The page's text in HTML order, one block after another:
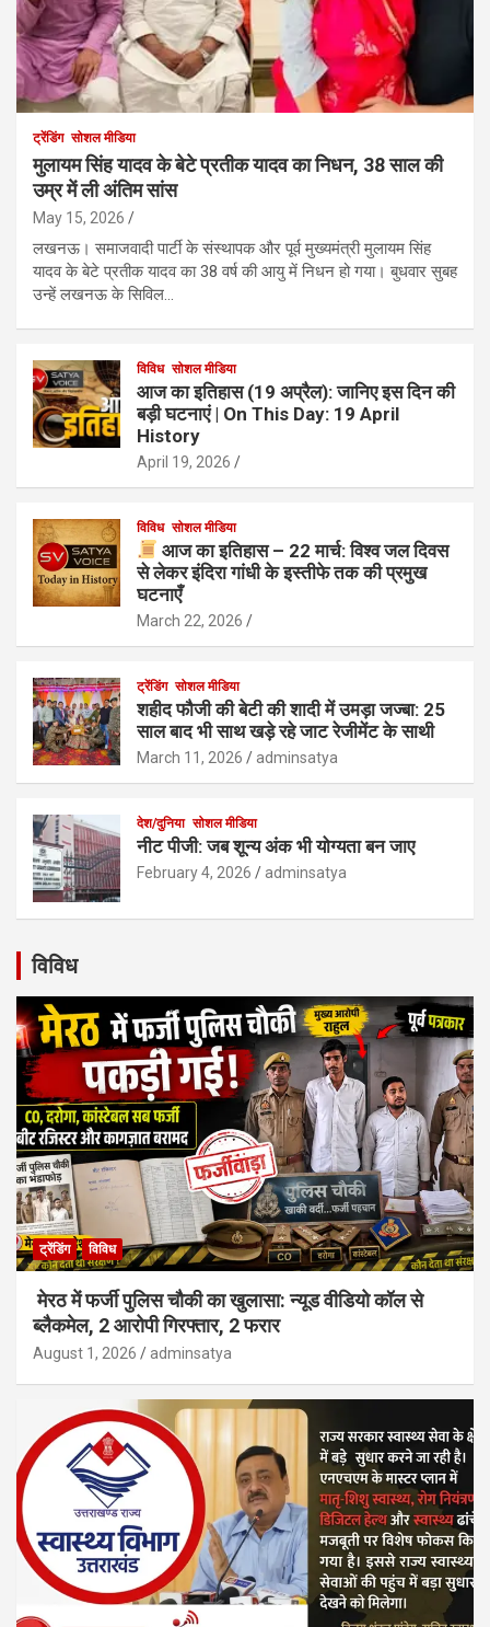
ट्रेंडिंग सोशल मीडिया
मुलायम सिंह यादव के बेटे प्रतीक यादव का निधन, 38 साल की
उम्र में ली अंतिम सांस
May 15, 2026
लखनऊ। समाजवादी पार्टी के संस्थापक और पूर्व मुख्यमंत्री मुलायम सिंह
यादव के बेटे प्रतीक यादव का 38 वर्ष की आयु में निधन हो गया। बुधवार सुबह
उन्हें लखनऊ के सिविल…
विविध सोशल मीडिया
आज का इतिहास (19 अप्रैल): जानिए इस दिन की
बड़ी घटनाएं | On This Day: 19 April
History
April 19, 2026
विविध सोशल मीडिया
आज का इतिहास – 22 मार्च: विश्व जल दिवस
से लेकर इंदिरा गांधी के इस्तीफे तक की प्रमुख
घटनाएँ
March 22, 2026
ट्रेंडिंग सोशल मीडिया
शहीद फौजी की बेटी की शादी में उमड़ा जज्बा: 25
साल बाद भी साथ खड़े रहे जाट रेजीमेंट के साथी
March 11, 2026 adminsatya
देश/दुनिया सोशल मीडिया
नीट पीजी: जब शून्य अंक भी योग्यता बन जाए
February 4, 2026 adminsatya
विविध
ट्रेंडिंग विविध
मेरठ में फर्जी पुलिस चौकी का खुलासा: न्यूड वीडियो कॉल से
ब्लैकमेल, 2 आरोपी गिरफ्तार, 2 फरार
August 1, 2026 adminsatya